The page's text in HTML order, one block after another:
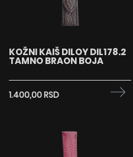
KOŽNI KAIŠ DILOY DIL178.2
TAMNO BRAON BOJA
1.400,00 RSD